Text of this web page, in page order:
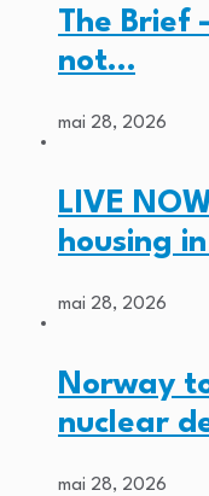
The Brief
not…
mai 28, 2026
LIVE
housing
mai 28, 2026
Norway
nuclear
mai 28, 2026